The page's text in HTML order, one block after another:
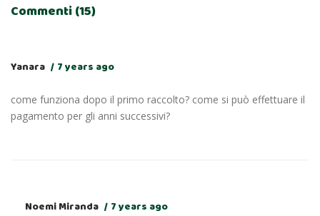
Commenti (15)
Yanara 7 years ago
come funziona dopo il primo raccolto? come si può effettuare il
pagamento per gli anni successivi?
Noemi Miranda 7 years ago